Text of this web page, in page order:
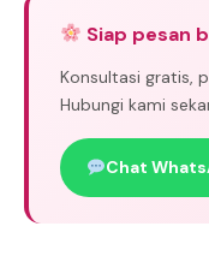
Siap pesan
Konsultasi gratis,
Hubungi kami
Chat